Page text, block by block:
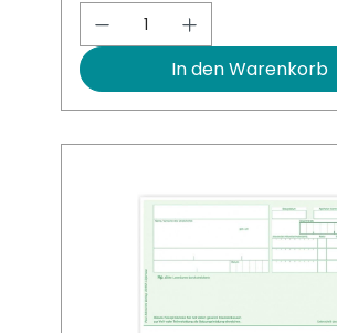
Produkt Anzahl:
In den Warenkorb